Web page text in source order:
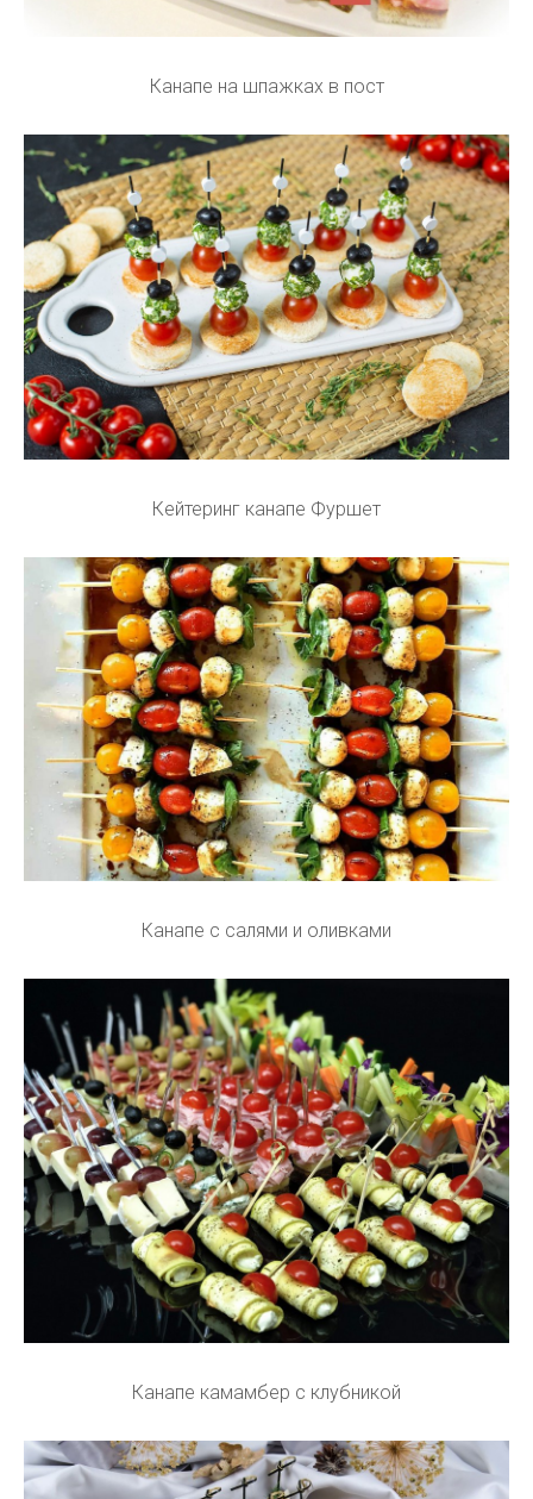
Канапе на шпажках в пост
Кейтеринг канапе Фуршет
Канапе с салями и оливками
Канапе камамбер с клубникой